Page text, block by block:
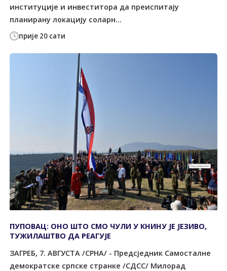
прије 20 сати
институције и инвеститора да преиспитају
планирану локацију соларн...
ПУПОВАЦ: ОНО ШТО СМО ЧУЛИ У КНИНУ ЈЕ ЈЕЗИВО,
ТУЖИЛАШТВО ДА РЕАГУЈЕ
ЗАГРЕБ, 7. АВГУСТА /СРНА/ - Предсједник Самосталне
демократске српске странке /СДСС/ Милорад